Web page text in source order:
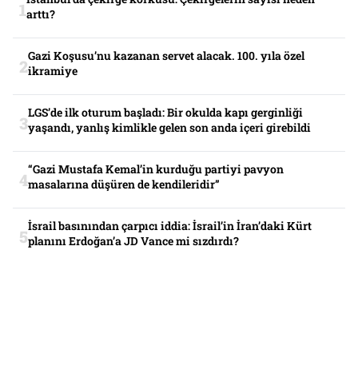
arttı?
Gazi Koşusu’nu kazanan servet alacak. 100. yıla özel
ikramiye
LGS’de ilk oturum başladı: Bir okulda kapı gerginliği
yaşandı, yanlış kimlikle gelen son anda içeri girebildi
“Gazi Mustafa Kemal’in kurduğu partiyi pavyon
masalarına düşüren de kendileridir”
İsrail basınından çarpıcı iddia: İsrail’in İran’daki Kürt
planını Erdoğan’a JD Vance mi sızdırdı?